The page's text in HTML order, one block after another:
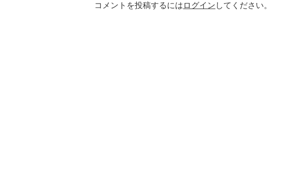
コメントを投稿するには ログイン してください。